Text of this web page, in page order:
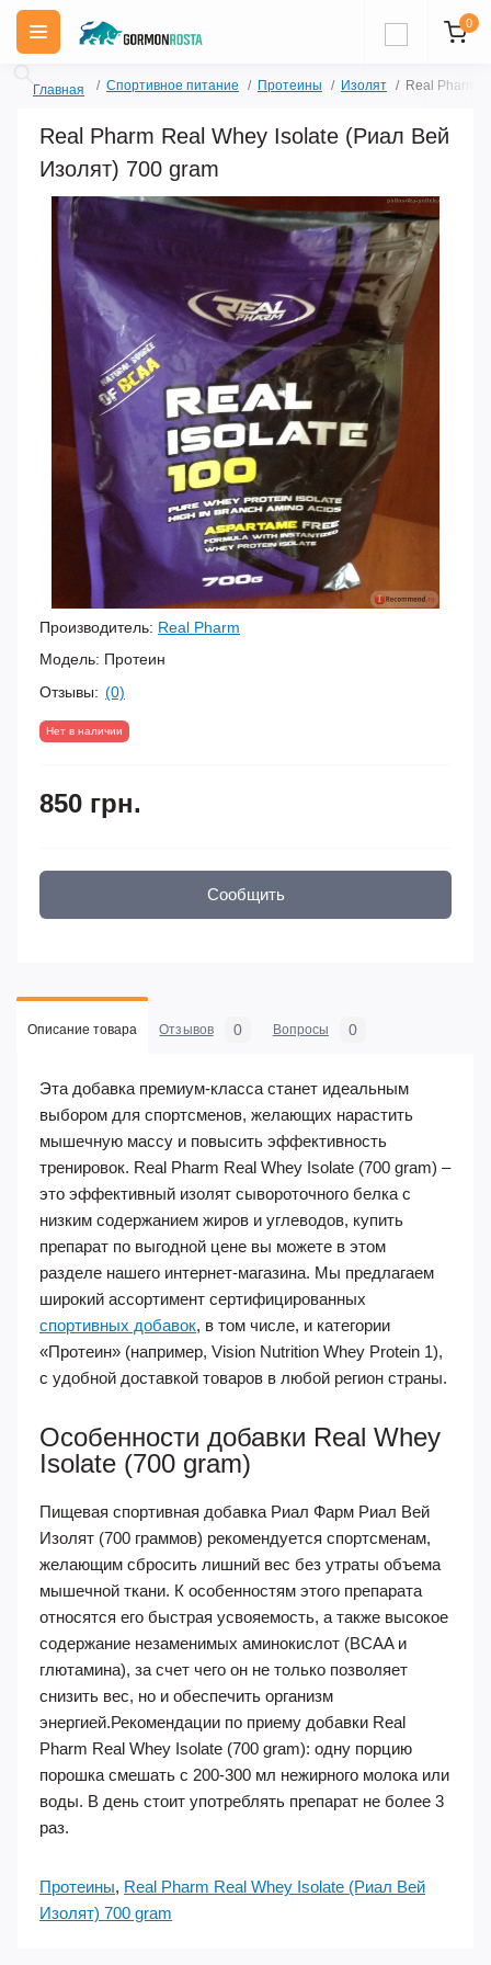
0
Главная Спортивное питание Протеины Изолят Real Pharm
Real Pharm Real Whey Isolate (Риал Вей
Изолят) 700 gram
Производитель: Real Pharm
Модель: Протеин
Отзывы: (0)
Нет в наличии
850 грн.
Сообщить
Описание товара Отзывов 0 Вопросы 0
Эта добавка премиум-класса станет идеальным
выбором для спортсменов, желающих нарастить
мышечную массу и повысить эффективность
тренировок. Real Pharm Real Whey Isolate (700 gram) –
это эффективный изолят сывороточного белка с
низким содержанием жиров и углеводов, купить
препарат по выгодной цене вы можете в этом
разделе нашего интернет-магазина. Мы предлагаем
широкий ассортимент сертифицированных
спортивных добавок, в том числе, и категории
«Протеин» (например, Vision Nutrition Whey Protein 1),
с удобной доставкой товаров в любой регион страны.
Особенности добавки Real Whey
Isolate (700 gram)
Пищевая спортивная добавка Риал Фарм Риал Вей
Изолят (700 граммов) рекомендуется спортсменам,
желающим сбросить лишний вес без утраты объема
мышечной ткани. К особенностям этого препарата
относятся его быстрая усвояемость, а также высокое
содержание незаменимых аминокислот (BCAA и
глютаминa), за счет чего он не только позволяет
снизить вес, но и обеспечить организм
энергией.Рекомендации по приему добавки Real
Pharm Real Whey Isolate (700 gram): одну порцию
порошка смешать с 200-300 мл нежирного молока или
воды. В день стоит употреблять препарат не более 3
раз.
Протеины, Real Pharm Real Whey Isolate (Риал Вей
Изолят) 700 gram